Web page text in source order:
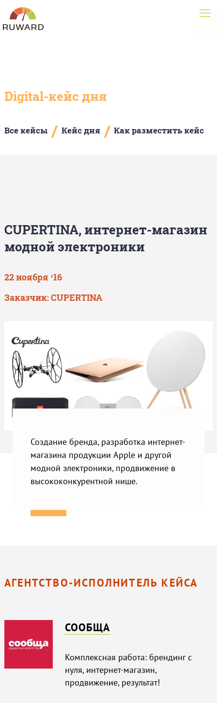
Digital-кейс дня
Все кейсы / Кейс дня / Как разместить кейс
CUPERTINA, интернет-магазин
модной электроники
22 ноября ‘16
Заказчик:CUPERTINA
Создание бренда, разработка интернет-
магазина продукции Apple и другой
модной электроники, продвижение в
высококонкурентной нише.
АГЕНТСТВО-ИСПОЛНИТЕЛЬ КЕЙСА
СООБЩА
Комплексная работа: брендинг с
нуля, интернет-магазин,
продвижение, результат!